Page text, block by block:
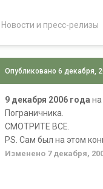
Новости и пресс-релизы
Опубликовано6 декабря,
9 декабря 2006 года
Пограничника.
СМОТРИТЕ ВСЕ.
PS. Сам был на этом
Изменено 7 декабря,